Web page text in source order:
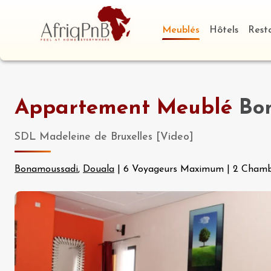
Meublés Hôtels
Appartement Meublé
SDL Madeleine de Bruxelles [Video]
Bonamoussadi, Douala 6 Voyageurs Maximum 2